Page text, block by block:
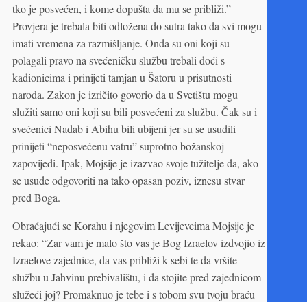
tko je posvećen, i kome dopušta da mu se približi.”
Provjera je trebala biti odložena do sutra tako da svi mogu
imati vremena za razmišljanje. Onda su oni koji su
polagali pravo na svećeničku službu trebali doći s
kadionicima i prinijeti tamjan u Šatoru u prisutnosti
naroda. Zakon je izričito govorio da u Svetištu mogu
služiti samo oni koji su bili posvećeni za službu. Čak su i
svećenici Nadab i Abihu bili ubijeni jer su se usudili
prinijeti “neposvećenu vatru” suprotno božanskoj
zapovijedi. Ipak, Mojsije je izazvao svoje tužitelje da, ako
se usude odgovoriti na tako opasan poziv, iznesu stvar
pred Boga.
Obraćajući se Korahu i njegovim Levijevcima Mojsije je
rekao: “Zar vam je malo što vas je Bog Izraelov izdvojio iz
Izraelove zajednice, da vas približi k sebi te da vršite
službu u Jahvinu prebivalištu, i da stojite pred zajednicom
služeći joj? Promaknuo je tebe i s tobom svu tvoju braću